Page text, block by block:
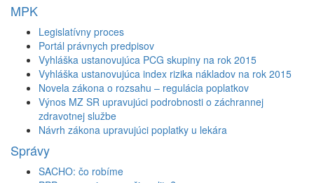
MPK
Legislatívny proces
Portál právnych predpisov
Vyhláška ustanovujúca PCG skupiny na rok 2015
Vyhláška ustanovujúca index rizika nákladov na rok 2015
Novela zákona o rozsahu – regulácia poplatkov
Výnos MZ SR upravujúci podrobnosti o záchrannej
zdravotnej službe
Návrh zákona upravujúci poplatky u lekára
Správy
SACHO: čo robíme